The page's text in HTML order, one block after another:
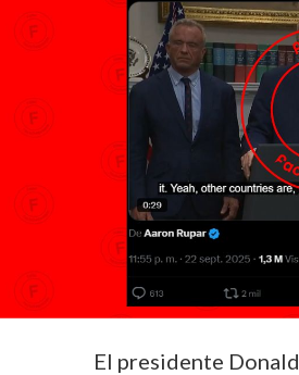
El presidente